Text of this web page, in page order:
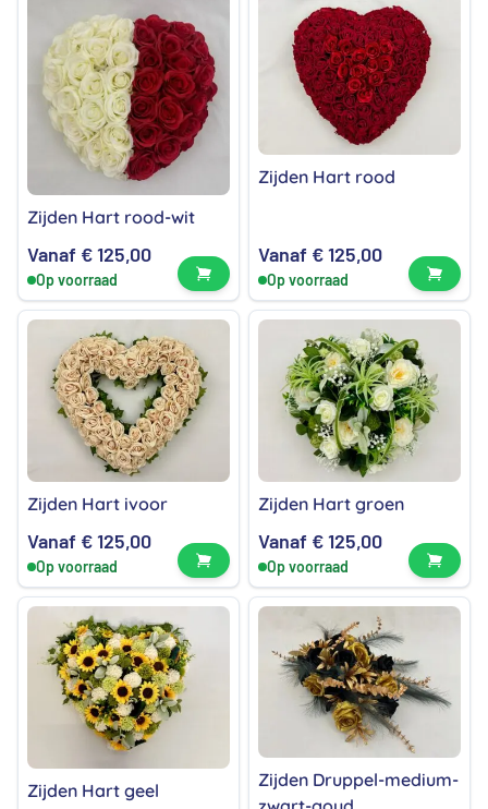
Zijden Hart rood-wit
Vanaf €125,00
Op voorraad Bekijk product
Zijden Hart rood
Vanaf €125,00
Op voorraad
Zijden Hart ivoor
Vanaf €125,00
Op voorraad Bekijk product
Zijden Hart groen
Vanaf €125,00
Op voorraad
Zijden Hart geel
Zijden Druppel-medium-